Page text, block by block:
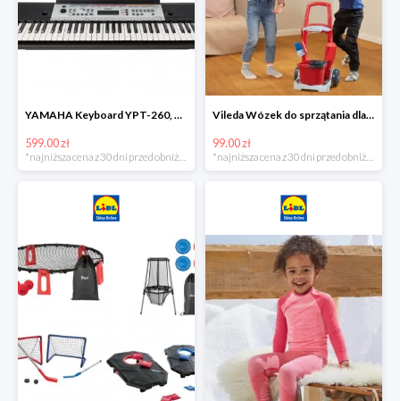
YAMAHA Keyboard YPT-260, 61 klawiszy
599.00 zł
*najniższa cena z 30 dni przed obniżką
Vileda Wózek do sprzątania dla dzieci
99.00 zł
*najniższa cena z 30 dni przed obniżką